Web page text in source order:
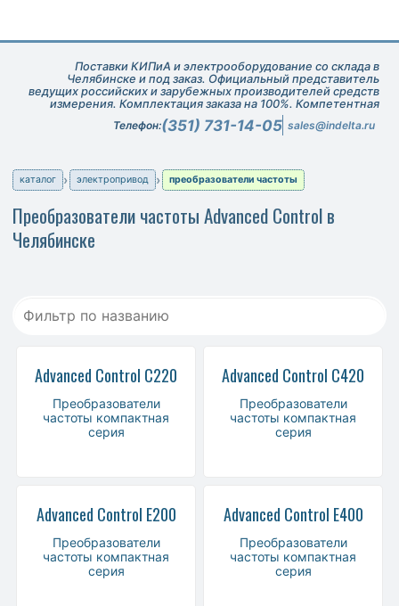
Поставки КИПиА и электрооборудование со склада в
Челябинске и под заказ. Официальный представитель
ведущих российских и зарубежных производителей средств
измерения. Комплектация заказа на 100%. Компетентная
техническая поддержка при подборе оборудования.
Телефон:(351) 731-14-05 sales@indelta.ru
каталог электропривод преобразователи частоты
Преобразователи частоты Advanced Control в
Челябинске
Advanced Control C220
Преобразователи
частоты компактная
серия
Advanced Control C420
Преобразователи
частоты компактная
серия
Advanced Control E200
Преобразователи
частоты компактная
серия
Advanced Control E400
Преобразователи
частоты компактная
серия